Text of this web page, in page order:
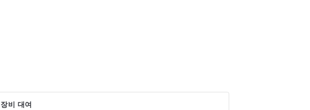
장비 대여